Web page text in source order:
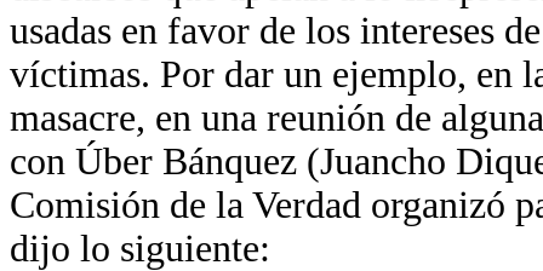
usadas en favor de los intereses
víctimas. Por dar un ejemplo, en
masacre, en una reunión de
con Úber Bánquez (Juancho
Comisión de la Verdad organizó
dijo lo siguiente: